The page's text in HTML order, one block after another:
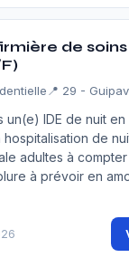
de soins
📍 29 -
IDE de nuit en
de
adultes à
à prévoir en